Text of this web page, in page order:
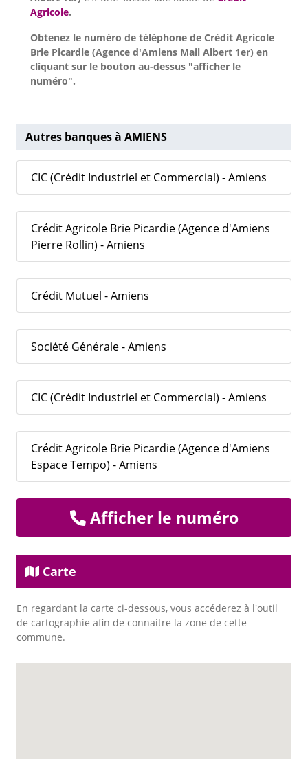
Agricole.
Obtenez le numéro de téléphone de Crédit Agricole
Brie Picardie (Agence d'Amiens Mail Albert 1er) en
cliquant sur le bouton au-dessus "afficher le
numéro".
Autres banques à AMIENS
CIC (Crédit Industriel et Commercial) - Amiens
Crédit Agricole Brie Picardie (Agence d'Amiens
Pierre Rollin) - Amiens
Crédit Mutuel - Amiens
Société Générale - Amiens
CIC (Crédit Industriel et Commercial) - Amiens
Crédit Agricole Brie Picardie (Agence d'Amiens
Espace Tempo) - Amiens
Afficher le numéro
Carte
En regardant la carte ci-dessous, vous accéderez à l'outil
de cartographie afin de connaitre la zone de cette
commune.